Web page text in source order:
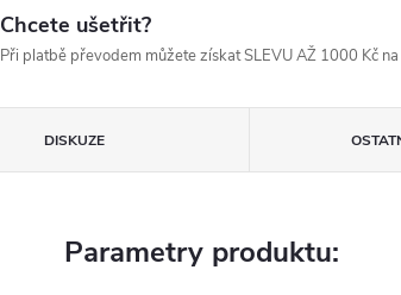
Chcete ušetřit?
Při platbě převodem můžete získat SLEVU AŽ 1000 Kč
DISKUZE
Parametry produktu: